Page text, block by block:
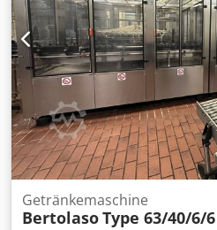
Getränkemaschine
BertolasoType 63/40/6/6